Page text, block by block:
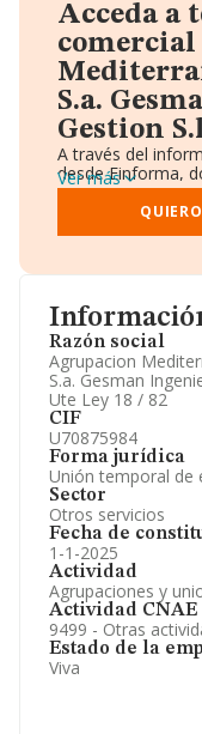
Razón social
Agrupacion
S.a. Gesman
Ute Ley 18 / 82
CIF
U70875984
Forma jurídica
Unión temporal de
Sector
Otros servicios
Fecha de
1-1-2025
Actividad
Agrupaciones y
Actividad CNAE
9499 - Otras
Estado de la
Viva
Acceda a
S.a.
Gestion
A través del
desde Einforma,
Datos
Teléfono,
Informe
Accionistas.
Participaciones
Artículos de
Información
Ver más